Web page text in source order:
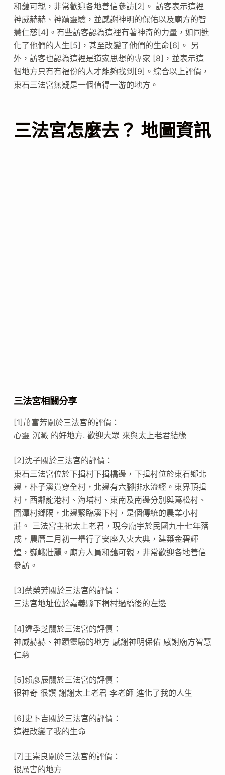
和藹可親，非常歡迎各地善信參訪[2]。 訪客表示這裡
神威赫赫、神蹟靈驗，並感謝神明的保佑以及廟方的智
慧仁慈[4]。有些訪客認為這裡有著神奇的力量，如同進
化了他們的人生[5]，甚至改變了他們的生命[6]。 另
外，訪客也認為這裡是道家思想的專家 [8]，並表示這
個地方只有有福份的人才能夠找到[9]。綜合以上評價，
東石三法宮無疑是一個值得一游的地方。
三法宮怎麼去？ 地圖資訊
三法宮相關分享
[1]蕭富芳關於三法宮的評價：
心靈 沉澱 的好地方. 歡迎大眾 來與太上老君結緣
[2]沈子關於三法宮的評價：
東石三法宮位於下揖村下揖橋邊，下揖村位於東石鄉北
邊，朴子溪貫穿全村，北邊有六腳排水流經。東界頂揖
村，西鄰龍港村、海埔村、東南及南邊分別與蔦松村、
圍潭村鄉隔，北邊緊臨溪下村，是個傳統的農業小村
莊。 三法宮主祀太上老君，現今廟宇於民國九十七年落
成，農曆二月初一舉行了安座入火大典，建築金碧輝
煌，巍峨壯麗。廟方人員和藹可親，非常歡迎各地善信
參訪。
[3]蔡榮芳關於三法宮的評價：
三法宮地址位於嘉義縣下楫村過橋後的左邊
[4]鍾季芝關於三法宮的評價：
神威赫赫、神蹟靈驗的地方 感謝神明保佑 感謝廟方智慧
仁慈
[5]賴彥辰關於三法宮的評價：
很神奇 很讚 謝謝太上老君 李老師 進化了我的人生
[6]史卜吉關於三法宮的評價：
這裡改變了我的生命
[7]王崇良關於三法宮的評價：
很厲害的地方